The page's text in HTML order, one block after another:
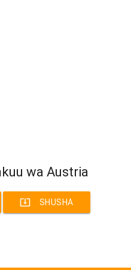
wa Austria
system_update_alt SHUSHA